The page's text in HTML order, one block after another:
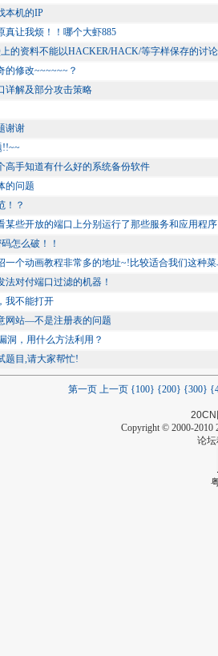
本机的IP
真让我烦！！哪个大虾885
的资料不能以HACKER/HACK/等字样保存的讨
的修改~~~~~~？
详解及部分攻击策略
谢谢
!!~~
高手知道有什么好的系统备份软件
的问题
！？
某些开放的端口上分别运行了那些服务和应用程
怎么破！！
一个动画教程非常多的地址~!比较适合我们这种
法对付端口过滤的机器！
我不能打开
网站―不是注册表的问题
洞，用什么方法利用？
题目,请大家帮忙!
第一页 上一页 {100} {200} {300}
20CN
Copyright © 2000-2010
论